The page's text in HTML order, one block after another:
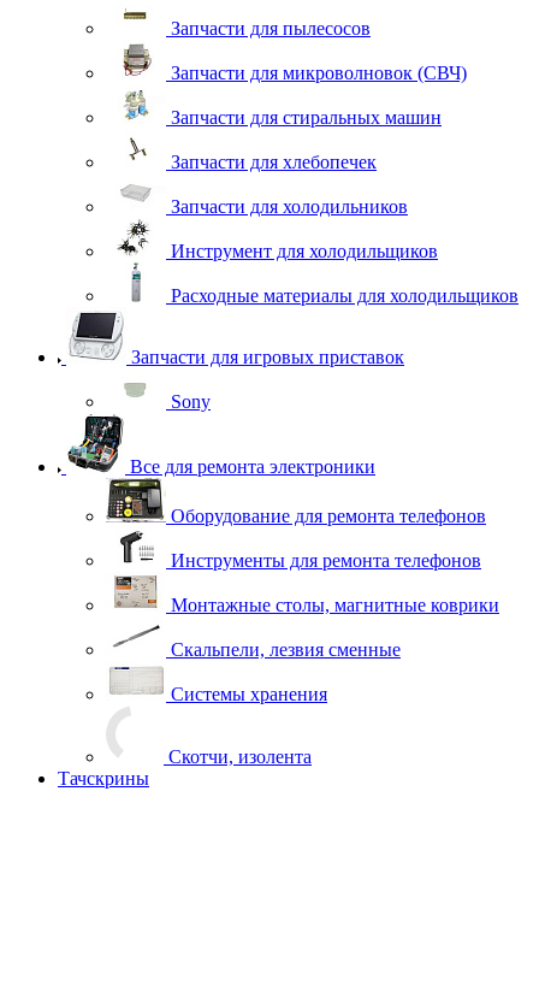
Запчасти для пылесосов
Запчасти для микроволновок (СВЧ)
Запчасти для стиральных машин
Запчасти для хлебопечек
Запчасти для холодильников
Инструмент для холодильщиков
Расходные материалы для холодильщиков
Запчасти для игровых приставок
Sony
Все для ремонта электроники
Оборудование для ремонта телефонов
Инструменты для ремонта телефонов
Монтажные столы, магнитные коврики
Скальпели, лезвия сменные
Системы хранения
Тачскрины